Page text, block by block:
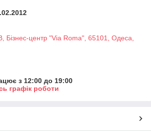
Бізнес-центр "Via Roma", 65101, Одеса,
з 12:00 до 19:00
графік роботи